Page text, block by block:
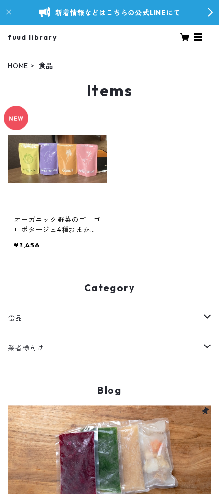
新着情報などはこちらの公式LINEにて
fuud library
HOME 食品
Items
オーガニック野菜のゴロゴ
ロポタージュ4種おまかせ
¥3,456
Category
食品
レトルトスープ
業者様向け
Blog